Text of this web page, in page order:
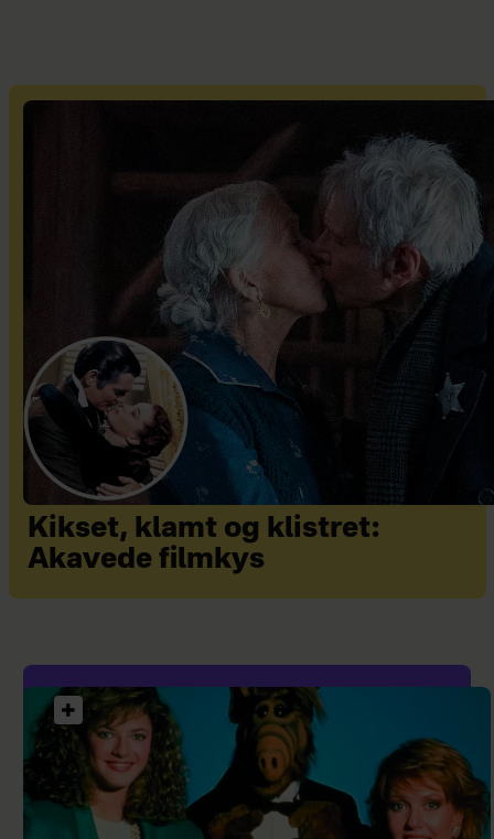
Kikset, klamt og klistret:
Akavede filmkys